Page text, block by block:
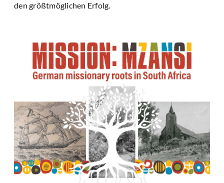
den größtmöglichen Erfolg.